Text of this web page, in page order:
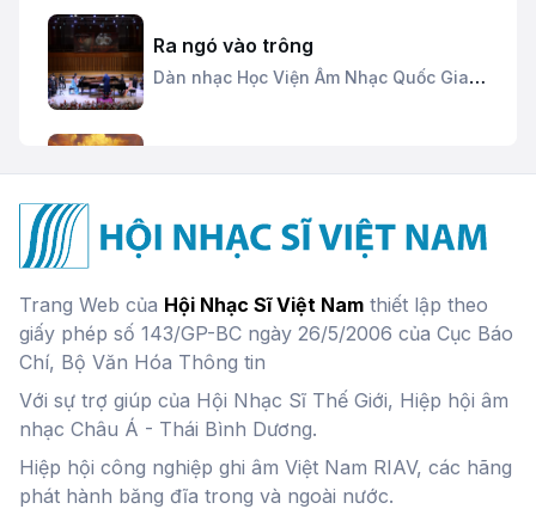
Ra ngó vào trông
Dàn nhạc Học Viện Âm Nhạc Quốc Gia
Hoàng Mãnh,Phan Phúc
Tiếng cồng vượt thác
Nhà hát Giao hưởng Vũ kịch TP. Hồ Chí
Minh
Trang Web của Hội Nhạc Sĩ Việt Nam thiết lập theo
giấy phép số 143/GP-BC ngày 26/5/2006 của Cục Báo
Chí, Bộ Văn Hóa Thông tin
Với sự trợ giúp của Hội Nhạc Sĩ Thế Giới, Hiệp hội âm
nhạc Châu Á - Thái Bình Dương.
Hiệp hội công nghiệp ghi âm Việt Nam RIAV, các hãng
phát hành băng đĩa trong và ngoài nước.